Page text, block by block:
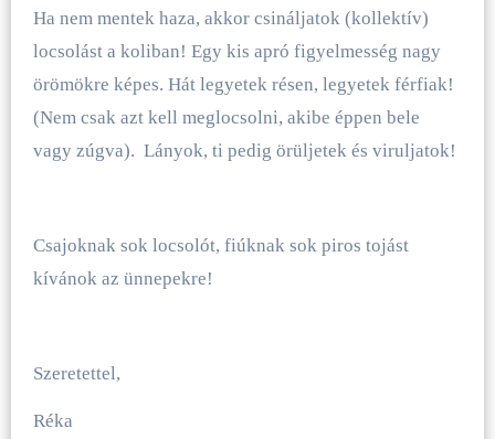
Ha nem mentek haza, akkor csináljatok (kollektív)
locsolást a koliban! Egy kis apró figyelmesség nagy
örömökre képes. Hát legyetek résen, legyetek férfiak!
(Nem csak azt kell meglocsolni, akibe éppen bele
vagy zúgva). Lányok, ti pedig örüljetek és viruljatok!
Csajoknak sok locsolót, fiúknak sok piros tojást
kívánok az ünnepekre!
Szeretettel,
Réka